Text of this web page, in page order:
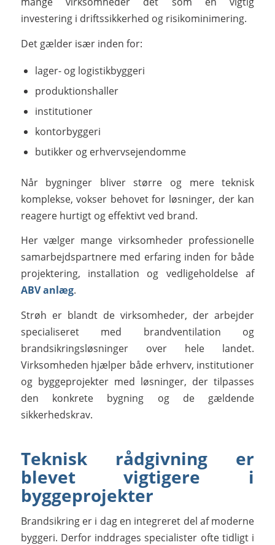
investering i driftssikkerhed og risikominimering.
Det gælder især inden for:
lager- og logistikbyggeri
produktionshaller
institutioner
kontorbyggeri
butikker og erhvervsejendomme
Når bygninger bliver større og mere teknisk
komplekse, vokser behovet for løsninger, der kan
reagere hurtigt og effektivt ved brand.
Her vælger mange virksomheder professionelle
samarbejdspartnere med erfaring inden for både
projektering, installation og vedligeholdelse af
ABV anlæg.
Strøh er blandt de virksomheder, der arbejder
specialiseret med brandventilation og
brandsikringsløsninger over hele landet.
Virksomheden hjælper både erhverv, institutioner
og byggeprojekter med løsninger, der tilpasses
den konkrete bygning og de gældende
sikkerhedskrav.
Teknisk rådgivning er
blevet vigtigere i
byggeprojekter
Brandsikring er i dag en integreret del af moderne
byggeri. Derfor inddrages specialister ofte tidligt i